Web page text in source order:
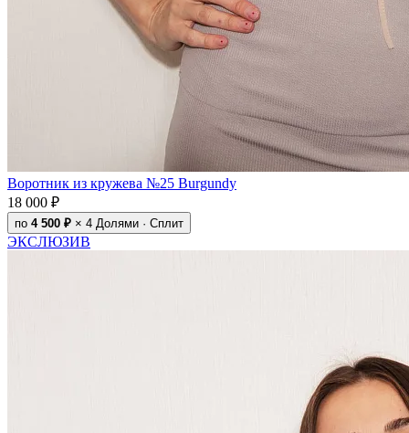
Воротник из кружева №25 Burgundy
18 000 ₽
по 4 500 ₽ × 4 Долями · Сплит
ЭКСЛЮЗИВ